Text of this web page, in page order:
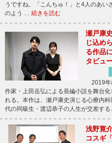
うですね。「こんちゅ！」と4人のあい
のよう … 続きを読む
瀬戸康
じ込め
る作品
タビュー
2019年
作家・上田岳弘による長編小説を舞台
れる。本作は、瀬戸康史演じる心療内
代の同級生・渡辺恭子の人生が交差す
浅野寛
コスギ